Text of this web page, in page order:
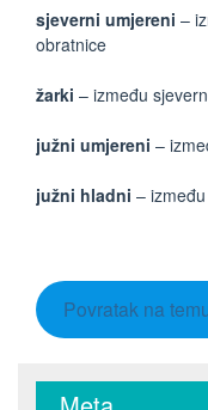
sjeverni umjereni –
obratnice
žarki – između
južni umjereni –
južni hladni –
Povratak na